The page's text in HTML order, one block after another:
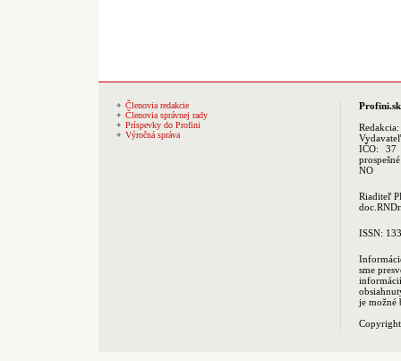
Členovia redakcie
Členovia správnej rady
Príspevky do Profini
Výročná správa
Profini.sk
Redakcia:
IČO: 37
NO
Riaditeľ
ISSN:
sme
je možné